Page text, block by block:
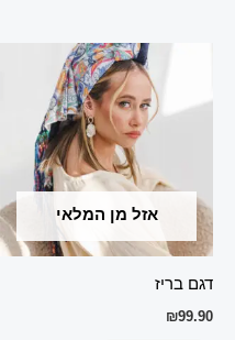
אזל מן המלאי
דגם בריז
₪99.90